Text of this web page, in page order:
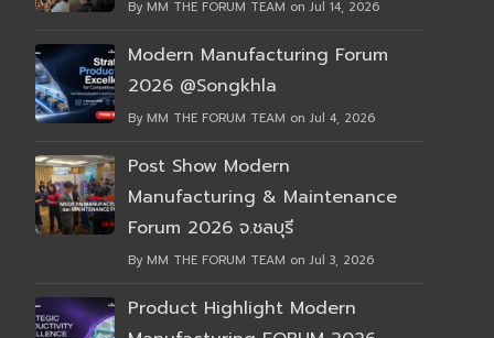
By MM THE FORUM TEAM on Jul 14, 2026
Modern Manufacturing Forum
2026 @Songkhla
By MM THE FORUM TEAM on Jul 4, 2026
Post Show Modern
Manufacturing & Maintenance
Forum 2026 จ.ชลบุรี
By MM THE FORUM TEAM on Jul 3, 2026
Product Highlight Modern